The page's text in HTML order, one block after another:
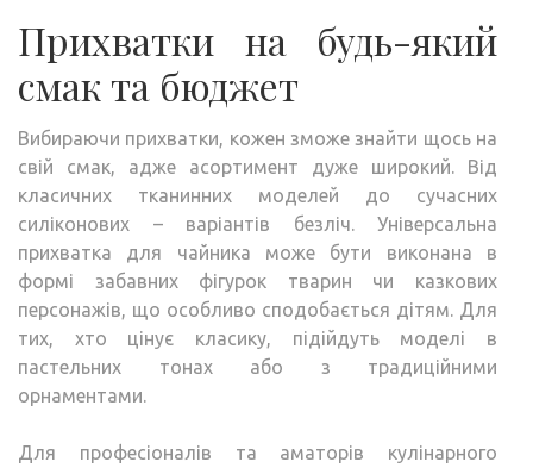
Прихватки на будь-який
смак та бюджет
Вибираючи прихватки, кожен зможе знайти щось на
свій смак, адже асортимент дуже широкий. Від
класичних тканинних моделей до сучасних
силіконових – варіантів безліч. Універсальна
прихватка для чайника може бути виконана в
формі забавних фігурок тварин чи казкових
персонажів, що особливо сподобається дітям. Для
тих, хто цінує класику, підійдуть моделі в
пастельних тонах або з традиційними
орнаментами.
Для професіоналів та аматорів кулінарного